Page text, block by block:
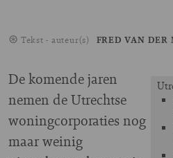
Tekst - auteur(s) FRED VAN DER
De komende jaren
nemen de Utrechtse
woningcorporaties nog
maar weinig